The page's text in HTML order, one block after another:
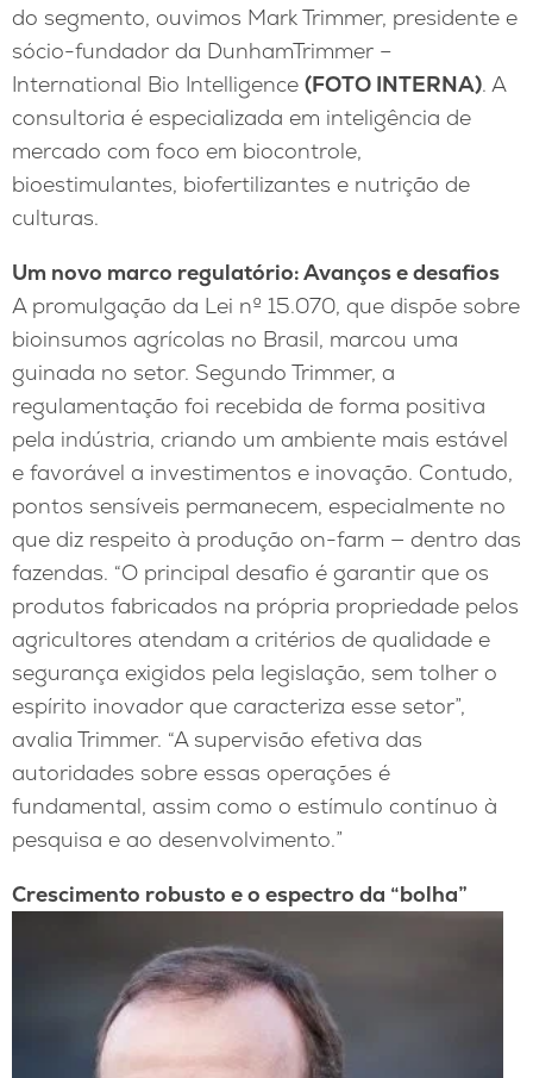
do segmento, ouvimos Mark Trimmer, presidente e
sócio-fundador da DunhamTrimmer –
International Bio Intelligence (FOTO INTERNA). A
consultoria é especializada em inteligência de
mercado com foco em biocontrole,
bioestimulantes, biofertilizantes e nutrição de
culturas.
Um novo marco regulatório: Avanços e desafios
A promulgação da Lei nº 15.070, que dispõe sobre
bioinsumos agrícolas no Brasil, marcou uma
guinada no setor. Segundo Trimmer, a
regulamentação foi recebida de forma positiva
pela indústria, criando um ambiente mais estável
e favorável a investimentos e inovação. Contudo,
pontos sensíveis permanecem, especialmente no
que diz respeito à produção on-farm — dentro das
fazendas. “O principal desafio é garantir que os
produtos fabricados na própria propriedade pelos
agricultores atendam a critérios de qualidade e
segurança exigidos pela legislação, sem tolher o
espírito inovador que caracteriza esse setor”,
avalia Trimmer. “A supervisão efetiva das
autoridades sobre essas operações é
fundamental, assim como o estímulo contínuo à
pesquisa e ao desenvolvimento.”
Crescimento robusto e o espectro da “bolha”